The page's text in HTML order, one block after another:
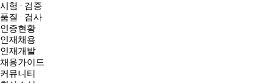
시험 · 검증
품질 · 검사
인증현황
인재채용
인재개발
채용가이드
커뮤니티